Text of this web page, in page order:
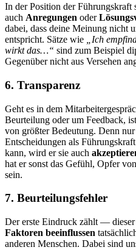
In der Position der Führungskraft
auch Anregungen oder
dabei, dass deine Meinung nicht
entspricht. Sätze wie
„Ich
wirkt das…“ sind zum Beispiel
Gegenüber nicht aus Versehen
6. Transparenz
Geht es in dem
Beurteilung oder um Feedback,
von größter Bedeutung. Denn
Entscheidungen als Führungskraft
kann, wird er sie auch
hat er sonst das Gefühl, Opfer von
sein.
7. Beurteilungsfehler
Der erste Eindruck zählt —
Faktoren beeinflussen
anderen Menschen. Dabei sind